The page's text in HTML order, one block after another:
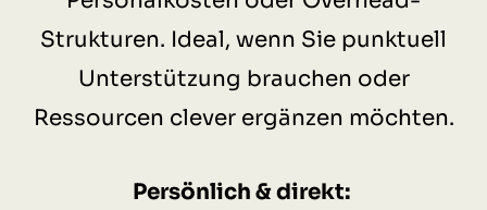
Strukturen. Ideal, wenn Sie punktuell
Unterstützung brauchen oder
Ressourcen clever ergänzen möchten.
Persönlich & direkt: